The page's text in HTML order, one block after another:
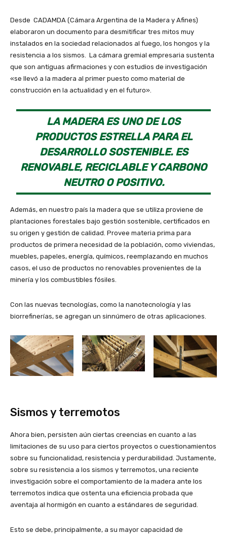
Desde CADAMDA (Cámara Argentina de la Madera y Afines)
elaboraron un documento para desmitificar tres mitos muy
instalados en la sociedad relacionados al fuego, los hongos y la
resistencia a los sismos. La cámara gremial empresaria sustenta
que son antiguas afirmaciones y con estudios de investigación
«se llevó a la madera al primer puesto como material de
construcción en la actualidad y en el futuro».
LA MADERA ES UNO DE LOS
PRODUCTOS ESTRELLA PARA EL
DESARROLLO SOSTENIBLE. ES
RENOVABLE, RECICLABLE Y CARBONO
NEUTRO O POSITIVO.
Además, en nuestro país la madera que se utiliza proviene de
plantaciones forestales bajo gestión sostenible, certificados en
su origen y gestión de calidad. Provee materia prima para
productos de primera necesidad de la población, como viviendas,
muebles, papeles, energía, químicos, reemplazando en muchos
casos, el uso de productos no renovables provenientes de la
minería y los combustibles fósiles.
Con las nuevas tecnologías, como la nanotecnología y las
biorrefinerías, se agregan un sinnúmero de otras aplicaciones.
Sismos y terremotos
Ahora bien, persisten aún ciertas creencias en cuanto a las
limitaciones de su uso para ciertos proyectos o cuestionamientos
sobre su funcionalidad, resistencia y perdurabilidad. Justamente,
sobre su resistencia a los sismos y terremotos, una reciente
investigación sobre el comportamiento de la madera ante los
terremotos indica que ostenta una eficiencia probada que
aventaja al hormigón en cuanto a estándares de seguridad.
Esto se debe, principalmente, a su mayor capacidad de